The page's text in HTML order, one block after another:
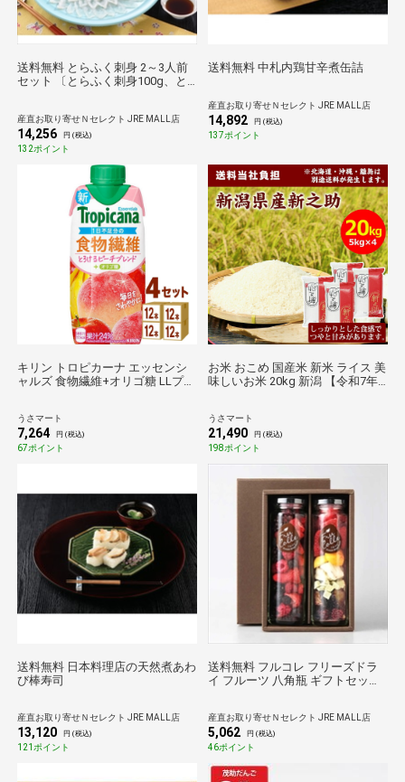
送料無料 とらふく刺身 2～3人前
セット 〔とらふく刺身100g、と
本店
産直お取り寄せＮセレクト JRE MALL店
14,256 円 (税込)
132ポイント
送料無料 中札内鶏甘辛煮缶詰
産直お取り寄せＮセレクト JRE MALL店
14,892 円 (税込)
137ポイント
キリン トロピカーナ エッセンシ
ャルズ 食物繊維+オリゴ糖 LLプリ
うさマート
7,264 円 (税込)
67ポイント
お米 おこめ 国産米 新米 ライス 美
味しいお米 20kg 新潟 【令和7年
うさマート
21,490 円 (税込)
198ポイント
送料無料 日本料理店の天然煮あわ
び棒寿司
産直お取り寄せＮセレクト JRE MALL店
13,120 円 (税込)
121ポイント
送料無料 フルコレ フリーズドラ
イ フルーツ 八角瓶 ギフトセット
産直お取り寄せＮセレクト JRE MALL店
5,062 円 (税込)
46ポイント